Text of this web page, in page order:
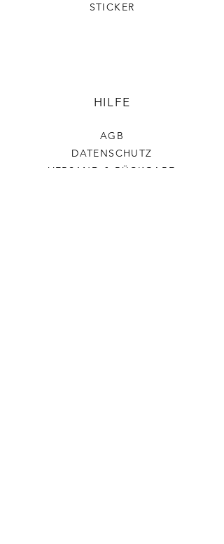
STICKER
HILFE
AGB
DATENSCHUTZ
VERSAND & RÜCKGABE